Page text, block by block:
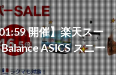
開催】楽天スー
ASICS スニー